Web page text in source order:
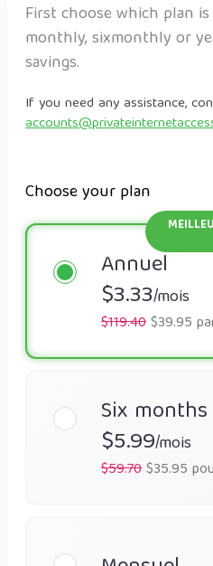
First choose which plan
monthly, sixmonthly or
savings.
If you need any assistance,
Choose your plan
Annuel
$3.33/mois
$119.40$39.95
Six months
$5.99/mois
$59.70$35.95